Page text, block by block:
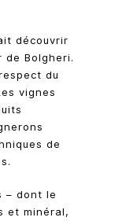
découvrir
de Bolgheri.
du
vignes
de
– dont le
et minéral,